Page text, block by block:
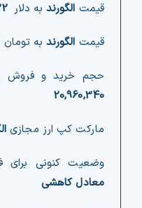
قیمت الگورند به دلار
قیمت الگورند به تومان
حجم خرید و فروش
20,960,340
مارکت کپ ارز مجازی
وضعیت کنونی برای
معادل کاهشی